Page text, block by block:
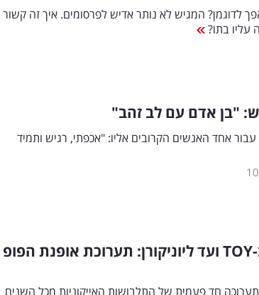
לדוגמן? המגיש לא נותר אדיש לפרסומים. איך זה קשור
בתו?
"בן אדם עם לב זהב"
אחד האנשים הקרובים אליו: "אכפתי, רגיש ותמיד
TOY ועד ליוניקורן: תערוכת אופנת הפופ
חד פעמית של התלבושות האייקוניות מכל השנים